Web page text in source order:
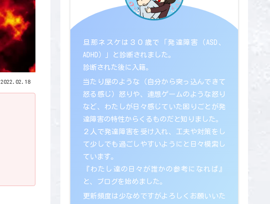
2022.02.18
旦那ネスケは３０歳で「発達障害（ASD、
ADHD）」と診断されました。
診断された後に入籍。
当たり屋のような（自分から突っ込んできて
怒る感じ）怒りや、連想ゲームのような怒り
など、わたしが日々感じていた困りごとが発
達障害の特性からくるものだと知りました。
２人で発達障害を受け入れ、工夫や対策をし
て少しでも過ごしやすいようにと日々模索し
ています。
『わたし達の日々が誰かの参考になれば』
と、ブログを始めました。
更新頻度は少なめですがよろしくお願いいた